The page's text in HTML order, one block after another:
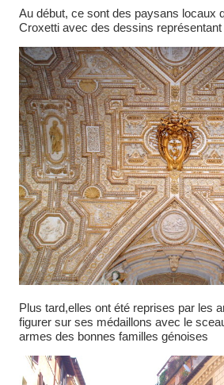
Au début, ce sont des paysans locaux
Croxetti avec des dessins
Plus tard,elles ont été reprises par les
figurer sur ses médaillons avec le
armes des bonnes familles génoises